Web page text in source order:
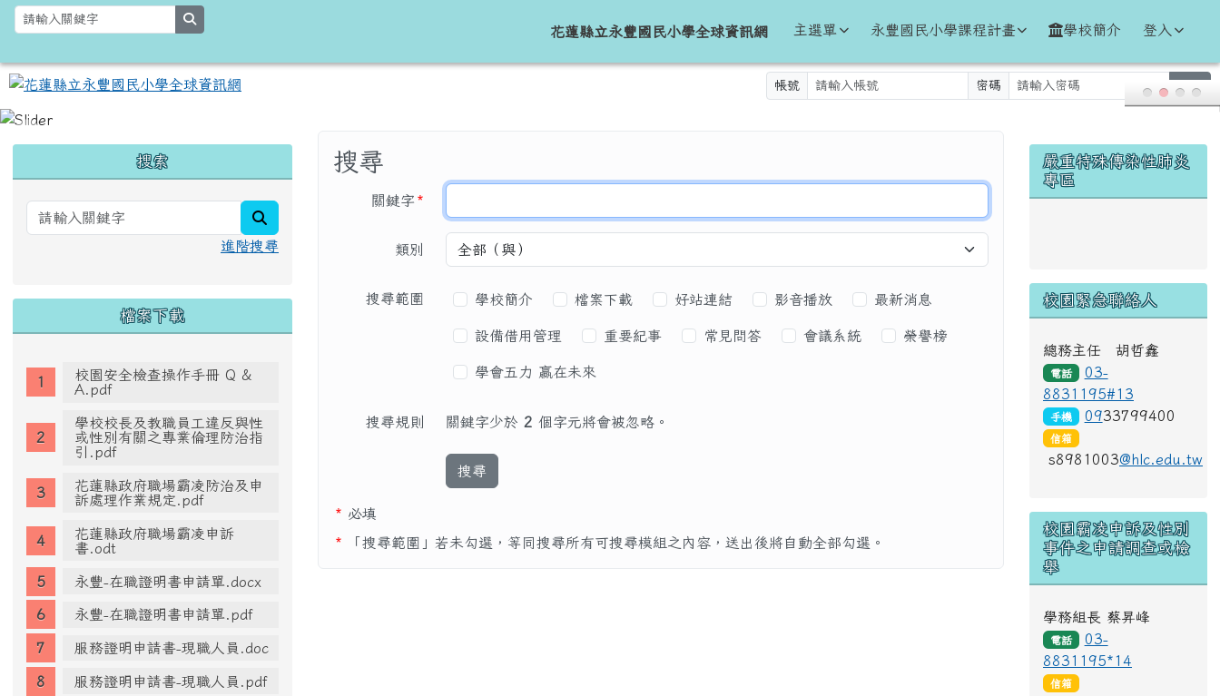
跳至主內容區
花蓮縣立永豐國民小學全球資訊網 花蓮縣立永豐國民小學全球資訊網 主選單 永豐國民小學課程計畫 學校簡介 登入
帳號 密碼 登入
左邊區域內容
搜索
進階搜尋
檔案下載
校園安全檢查操作手冊 Q &
A.pdf
學校校長及教職員工違反與性
或性別有關之專業倫理防治指
引.pdf
花蓮縣政府職場霸凌防治及申
訴處理作業規定.pdf
花蓮縣政府職場霸凌申訴
書.odt
永豐-在職證明書申請單.docx
永豐-在職證明書申請單.pdf
服務證明申請書-現職人員.doc
服務證明申請書-現職人員.pdf
主內容區域
搜尋
關鍵字 *
類別
搜尋範圍 搜尋範圍
學校簡介 檔案下載 好站連結 影音播放 最新消息
設備借用管理 重要紀事 常見問答 會議系統 榮譽榜
學會五力 贏在未來
搜尋規則 關鍵字少於 2 個字元將會被忽略。
搜尋
* 必填
* 「搜尋範圍」若未勾選，等同搜尋所有可搜尋模組之內容，送出後將自動全部勾選。
右邊區域內容
嚴重特殊傳染性肺炎
專區
校園緊急聯絡人
總務主任 胡哲鑫
電話
03-
8831195#13
手機 0933799400
信箱
s8981003@hlc.edu.tw
校園霸凌申訴及性別
事件之申請調查或檢
舉
學務組長 蔡昇峰
電話
03-
8831195*14
信箱
頁尾區域